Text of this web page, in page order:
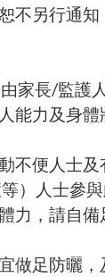
不另行通知
家長/監護
能力及身
不便人士及
等）人士參
力，請自
做足防曬